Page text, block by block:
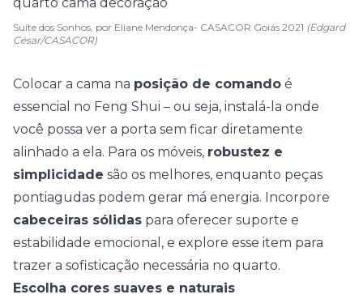
Suíte dos Sonhos, por Eliane Mendonça- CASACOR Goiás 2021 (Edgard
César/CASACOR)
Colocar a cama na posição de comando é
essencial no Feng Shui – ou seja, instalá-la onde
você possa ver a porta sem ficar diretamente
alinhado a ela. Para os móveis, robustez e
simplicidade são os melhores, enquanto peças
pontiagudas podem gerar má energia. Incorpore
cabeceiras sólidas para oferecer suporte e
estabilidade emocional, e explore esse item para
trazer a sofisticação necessária no quarto.
Escolha cores suaves e naturais